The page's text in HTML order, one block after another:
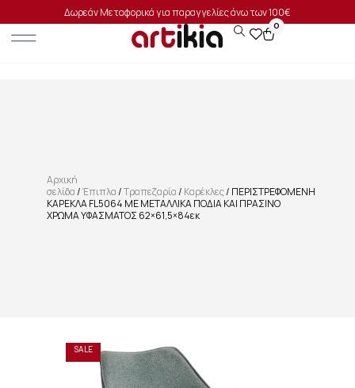
Δωρεάν Μεταφορικά για παραγγελίες άνω των 100€
0
Αρχική
σελίδα/Έπιπλα/Τραπεζαρία/ Καρέκλες/ ΠΕΡΙΣΤΡΕΦΟΜΕΝΗ
ΚΑΡΕΚΛΑ FL5064 ΜΕ ΜΕΤΑΛΛΙΚΑ ΠΟΔΙΑ ΚΑΙ ΠΡΑΣΙΝΟ
ΧΡΩΜΑ ΥΦΑΣΜΑΤΟΣ 62×61,5×84εκ
SALE